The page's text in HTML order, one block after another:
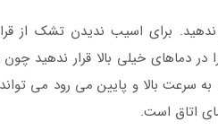
برای اسیب ندیدن تشک از
دماهای خیلی بالا قرار ندهید
سرعت بالا و پایین می رود می
اتاق است.